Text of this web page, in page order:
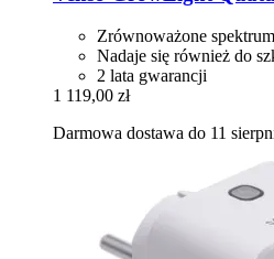
Zrównoważone
Nadaje się również do
2 lata gwarancji
1 119,00 zł
Darmowa dostawa do 11